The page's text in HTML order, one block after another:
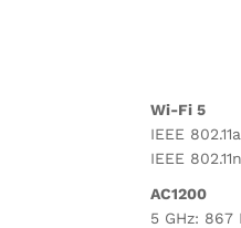
Wi-Fi 5
IEEE
IEEE
AC1200
5 GHz: 867